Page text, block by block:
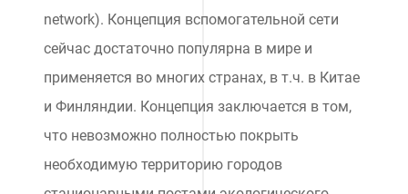
network). Концепция вспомогательной сети
сейчас достаточно популярна в мире и
применяется во многих странах, в т.ч. в Китае
и Финляндии. Концепция заключается в том,
что невозможно полностью покрыть
необходимую территорию городов